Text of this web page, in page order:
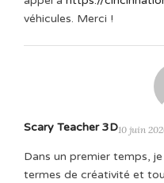
véhicules. Merci !
Scary Teacher 3D10 juin
Dans un premier temps,
termes de créativité et